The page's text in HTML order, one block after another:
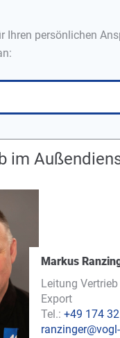
Ihren persönlichen
im
Markus
Leitung Vertrieb
Export
Tel.:+49 174
ranzinger@vogl-